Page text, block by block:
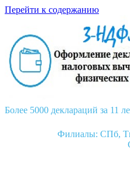
Перейти к содержанию
Более 5000 деклараций за 11
Филиалы: СПб,